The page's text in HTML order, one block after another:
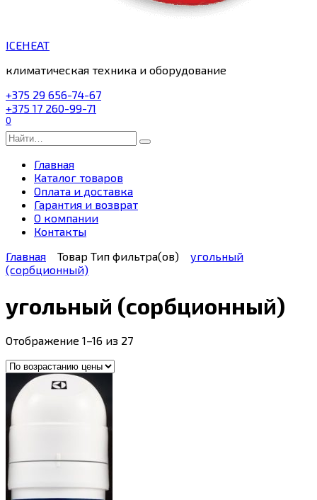
ICEHEAT
климатическая техника и оборудование
+375 29 656-74-67
+375 17 260-99-71
0
Search
for:
Главная
Каталог товаров
Оплата и доставка
Гарантия и возврат
О компании
Контакты
Главная
Товар Тип фильтра(ов)
угольный
(сорбционный)
угольный (сорбционный)
Отображение 1–16 из 27Цены: